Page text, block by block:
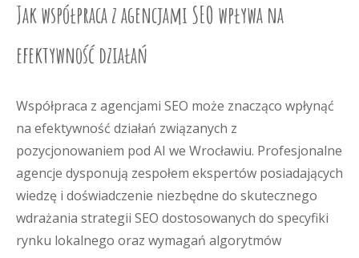
Jak współpraca z agencjami SEO wpływa na
efektywność działań
Współpraca z agencjami SEO może znacząco wpłynąć
na efektywność działań związanych z
pozycjonowaniem pod AI we Wrocławiu. Profesjonalne
agencje dysponują zespołem ekspertów posiadających
wiedzę i doświadczenie niezbędne do skutecznego
wdrażania strategii SEO dostosowanych do specyfiki
rynku lokalnego oraz wymagań algorytmów